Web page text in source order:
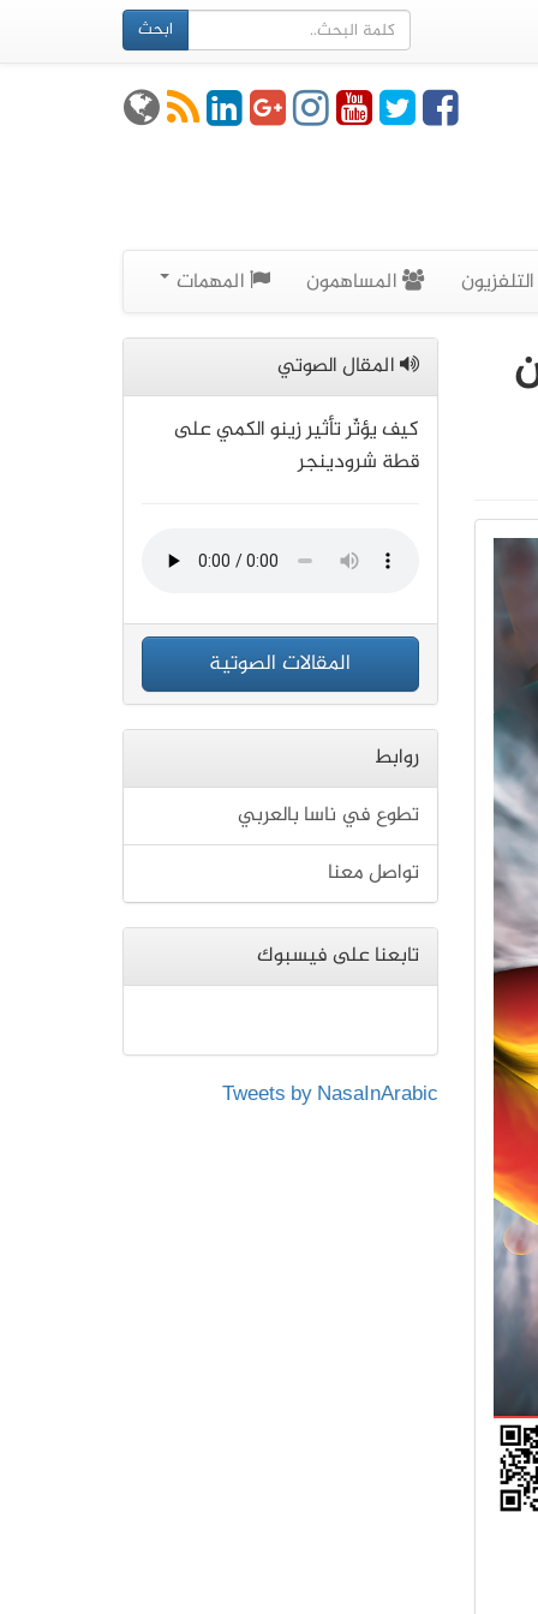
ابحث
التلفزيون المساهمون المهمات
المقال الصوتي
كيف يؤثّر تأثير زينو الكمي على
قطة شرودينجر
المقالات الصوتية
روابط
تطوع في ناسا بالعربي
تواصل معنا
تابعنا على فيسبوك
Tweets by NasaInArabic